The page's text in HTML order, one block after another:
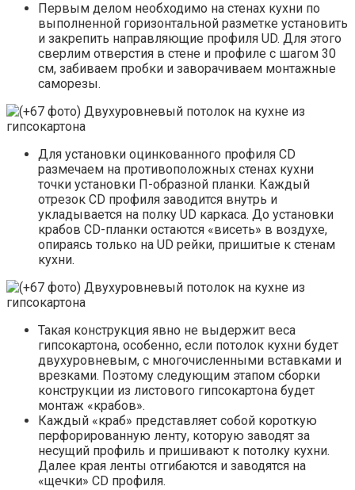
Первым делом необходимо на стенах кухни по
выполненной горизонтальной разметке установить
и закрепить направляющие профиля UD. Для этого
сверлим отверстия в стене и профиле с шагом 30
см, забиваем пробки и заворачиваем монтажные
саморезы.
Для установки оцинкованного профиля CD
размечаем на противоположных стенах кухни
точки установки П-образной планки. Каждый
отрезок CD профиля заводится внутрь и
укладывается на полку UD каркаса. До установки
крабов CD-планки остаются «висеть» в воздухе,
опираясь только на UD рейки, пришитые к стенам
кухни.
Такая конструкция явно не выдержит веса
гипсокартона, особенно, если потолок кухни будет
двухуровневым, с многочисленными вставками и
врезками. Поэтому следующим этапом сборки
конструкции из листового гипсокартона будет
монтаж «крабов».
Каждый «краб» представляет собой короткую
перфорированную ленту, которую заводят за
несущий профиль и пришивают к потолку кухни.
Далее края ленты отгибаются и заводятся на
«щечки» CD профиля.